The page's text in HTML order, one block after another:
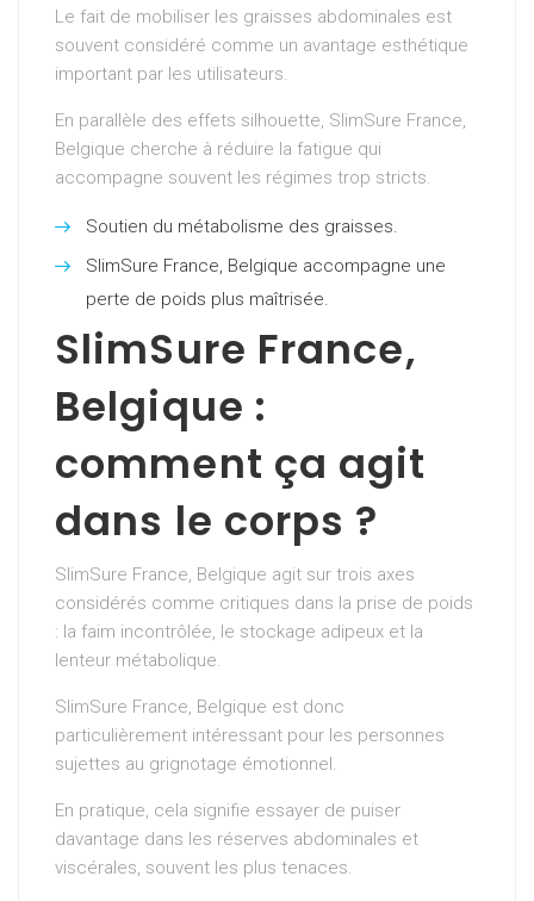
Le fait de mobiliser les graisses abdominales est
souvent considéré comme un avantage esthétique
important par les utilisateurs.
En parallèle des effets silhouette, SlimSure France,
Belgique cherche à réduire la fatigue qui
accompagne souvent les régimes trop stricts.
Soutien du métabolisme des graisses.
SlimSure France, Belgique accompagne une
perte de poids plus maîtrisée.
SlimSure France,
Belgique :
comment ça agit
dans le corps ?
SlimSure France, Belgique agit sur trois axes
considérés comme critiques dans la prise de poids
: la faim incontrôlée, le stockage adipeux et la
lenteur métabolique.
SlimSure France, Belgique est donc
particulièrement intéressant pour les personnes
sujettes au grignotage émotionnel.
En pratique, cela signifie essayer de puiser
davantage dans les réserves abdominales et
viscérales, souvent les plus tenaces.